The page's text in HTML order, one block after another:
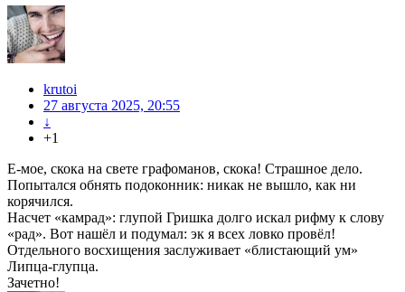
krutoi
27 августа 2025, 20:55
↓
+1
Е-мое, скока на свете графоманов, скока! Страшное дело.
Попытался обнять подоконник: никак не вышло, как ни
корячился.
Насчет «камрад»: глупой Гришка долго искал рифму к слову
«рад». Вот нашёл и подумал: эк я всех ловко провёл!
Отдельного восхищения заслуживает «блистающий ум»
Липца-глупца.
Зачетно!